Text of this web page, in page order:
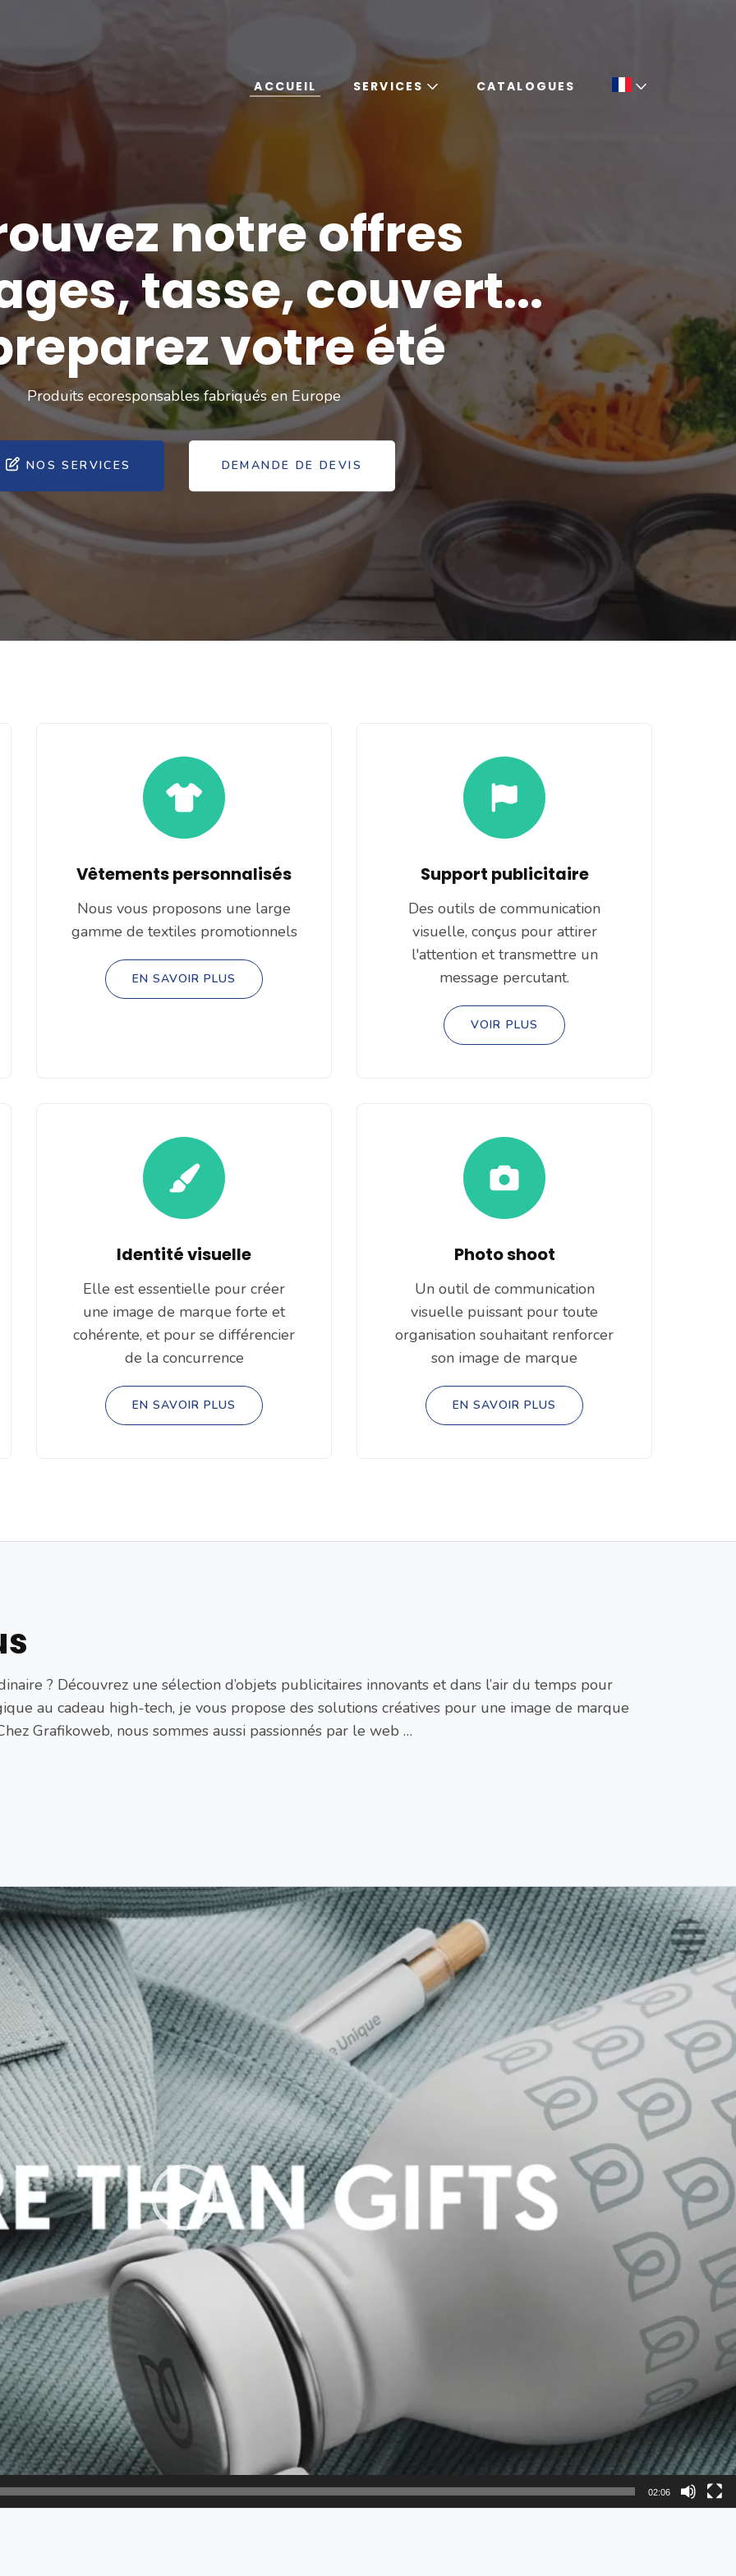
de site internet, revente de goodies, formation pour adultes à Paris
ACCUEIL SERVICES CATALOGUES
notre offres
tasse, couvert...
votre été
Produits ecoresponsables fabriqués en Europe
NOS SERVICES DEMANDE DE DEVIS
Vêtements personnalisés
Nous vous proposons une large
gamme de textiles promotionnels
EN SAVOIR PLUS
Support publicitaire
Des outils de communication
visuelle, conçus pour attirer
l'attention et transmettre un
message percutant.
VOIR PLUS
Identité visuelle
Elle est essentielle pour créer
une image de marque forte et
cohérente, et pour se différencier
de la concurrence
EN SAVOIR PLUS
Photo shoot
Un outil de communication
visuelle puissant pour toute
organisation souhaitant renforcer
son image de marque
EN SAVOIR PLUS
? Découvrez une sélection d’objets publicitaires innovants et dans l’air du temps pour
au cadeau high-tech, je vous propose des solutions créatives pour une image de marque
Grafikoweb, nous sommes aussi passionnés par le web …
02:06